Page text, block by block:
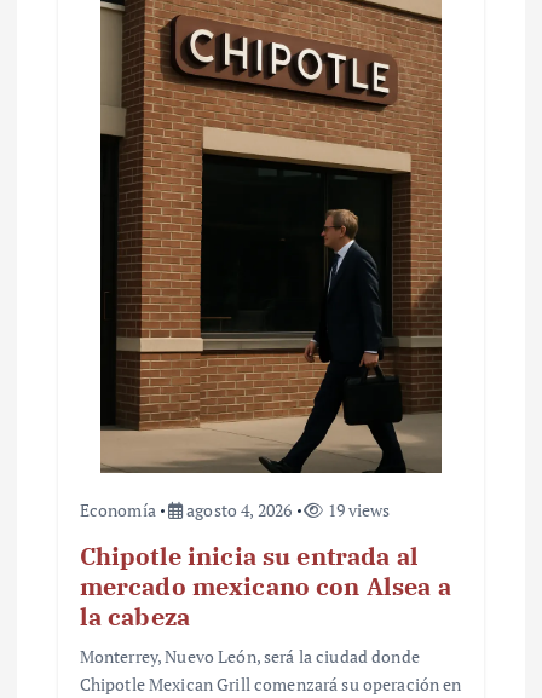
Economía agosto 4, 2026 19 views
Chipotle inicia su entrada al
mercado mexicano con Alsea a
la cabeza
Monterrey, Nuevo León, será la ciudad donde
Chipotle Mexican Grill comenzará su operación en